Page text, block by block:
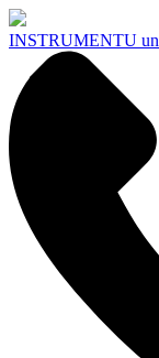
INSTRUMENTU